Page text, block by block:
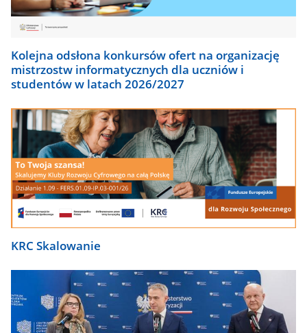
Kolejna odsłona konkursów ofert na organizację
mistrzostw informatycznych dla uczniów i
studentów w latach 2026/2027
KRC Skalowanie